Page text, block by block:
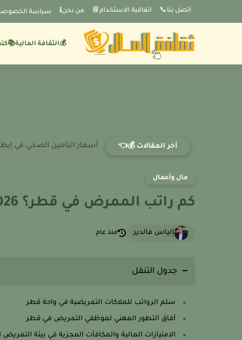
أتصل بنا📞 اتفاقية الاستخدام📘 من نحنℹ️ سياسة
💰الثقافة المالية
آخر المقالات 💰👈 أسعار التأمين الصحي في
مال وأعمال
كم راتب الممرض في قطر؟ 2026
إلياس فالدير منذ عام
جدول التنقل
سلم الرواتب للملاكات التمريضية في واحة قطر
آفاق التطور المهني لموظفي التمريض في قطر
الامتيازات المالية والمكافآت المجزية في بيئة